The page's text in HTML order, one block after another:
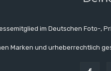
im Deutschen Foto-,
Marken und urheberrechtlich